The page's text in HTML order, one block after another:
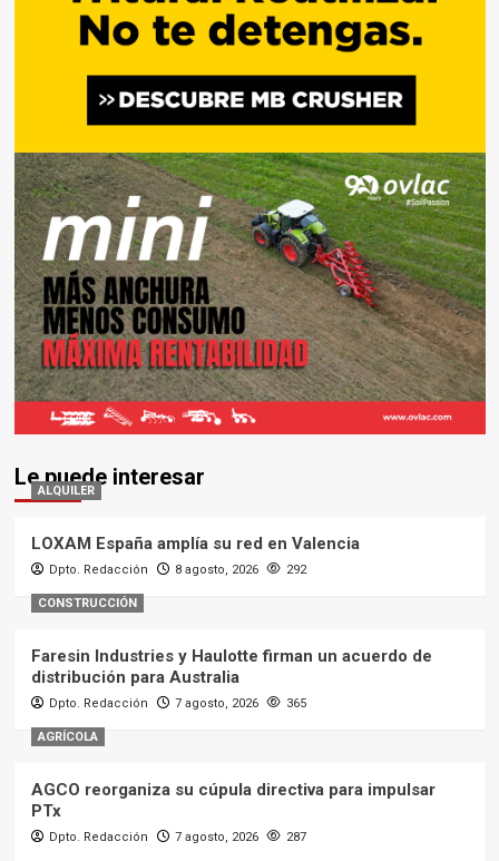
Le puede interesar
ALQUILER
LOXAM España amplía su red en Valencia
Dpto. Redacción 8 agosto, 2026 292
CONSTRUCCIÓN
Faresin Industries y Haulotte firman un acuerdo de
distribución para Australia
Dpto. Redacción 7 agosto, 2026 365
AGRÍCOLA
AGCO reorganiza su cúpula directiva para impulsar
PTx
Dpto. Redacción 7 agosto, 2026 287